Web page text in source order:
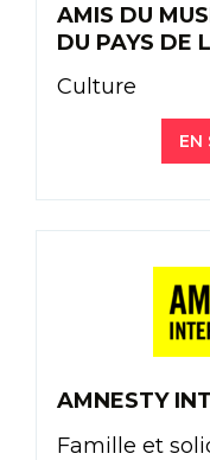
AMIS DU
DU PAYS DE
Culture
EN
AMNESTY
Famille et